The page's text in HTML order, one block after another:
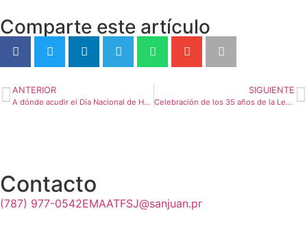
Comparte este artículo
ANTERIOR
A dónde acudir el Día Nacional de Hacerse la Prueba de VIH
SIGUIENTE
Celebración de los 35 años de la Ley Ryan White
Contacto
(787) 977-0542EMAATFSJ@sanjuan.pr